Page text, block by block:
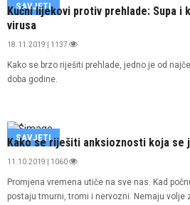
SAVJETI
Kućni lijekovi protiv prehlade: Supa i
virusa
18.11.2019 | 1137
Kako se brzo riješiti prehlade, jedno je od
doba godine.
SAVJETI
Kako se riješiti anksioznosti koja se
11.10.2019 | 1060
Promjena vremena utiče na sve nas. Kad
postaju tmurni, tromi i nervozni. Nemaju volje